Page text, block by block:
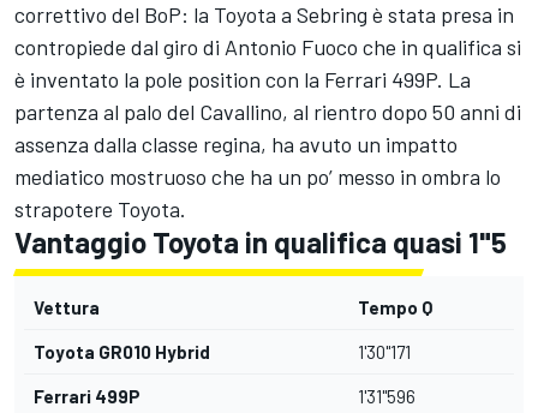
correttivo del BoP: la Toyota a Sebring è stata presa in
contropiede dal giro di Antonio Fuoco che in qualifica si
è inventato la pole position con la Ferrari 499P. La
partenza al palo del Cavallino, al rientro dopo 50 anni di
assenza dalla classe regina, ha avuto un impatto
mediatico mostruoso che ha un po’ messo in ombra lo
strapotere Toyota.
Vantaggio Toyota in qualifica quasi 1"5
Vettura Tempo Q
Toyota GR010 Hybrid 1'30"171
Ferrari 499P 1'31"596